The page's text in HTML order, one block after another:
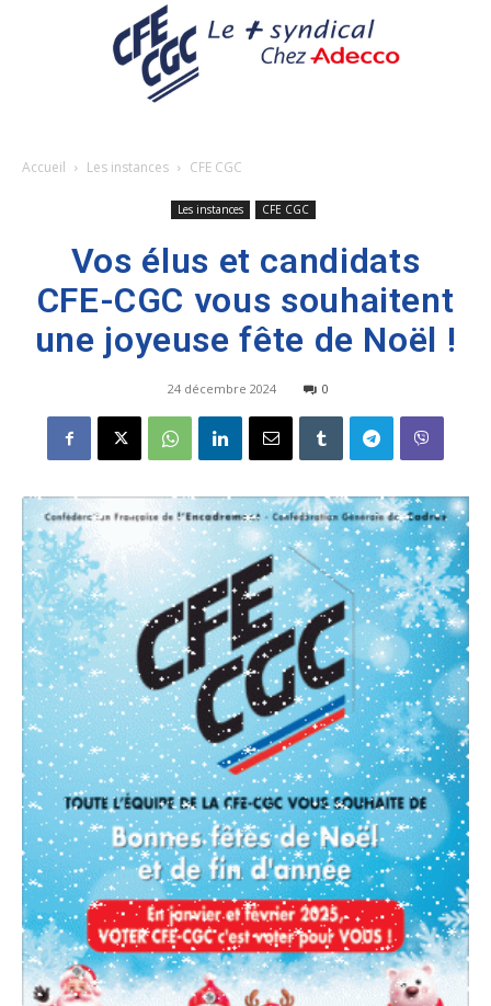
Accueil Les instances CFE CGC
Les instances CFE CGC
Vos élus et candidats
CFE-CGC vous souhaitent
une joyeuse fête de Noël !
24 décembre 2024 0